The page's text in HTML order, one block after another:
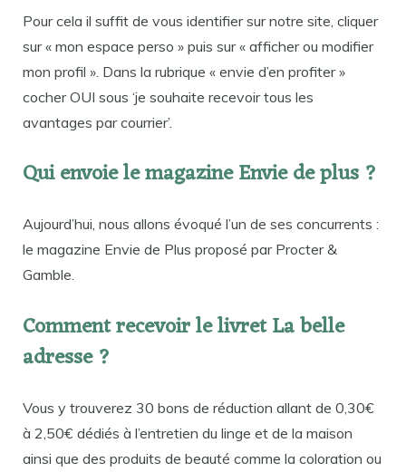
Pour cela il suffit de vous identifier sur notre site, cliquer
sur « mon espace perso » puis sur « afficher ou modifier
mon profil ». Dans la rubrique « envie d’en profiter »
cocher OUI sous ‘je souhaite recevoir tous les
avantages par courrier’.
Qui envoie le magazine Envie de plus ?
Aujourd’hui, nous allons évoqué l’un de ses concurrents :
le magazine Envie de Plus proposé par Procter &
Gamble.
Comment recevoir le livret La belle
adresse ?
Vous y trouverez 30 bons de réduction allant de 0,30€
à 2,50€ dédiés à l’entretien du linge et de la maison
ainsi que des produits de beauté comme la coloration ou